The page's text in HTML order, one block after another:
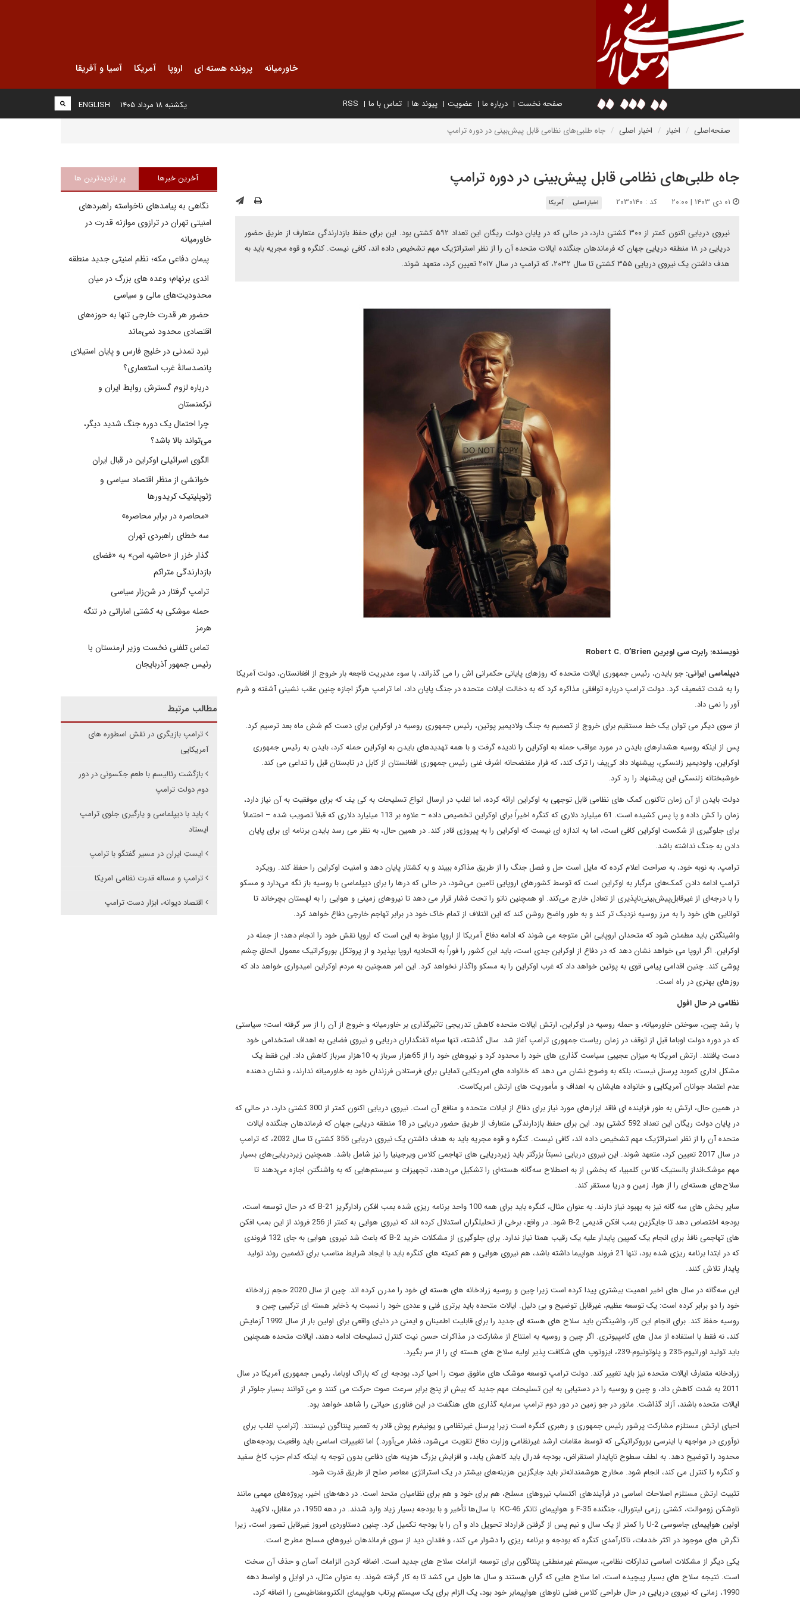
خاورمیانه پرونده هسته ای اروپا آمریکا آسیا و آفریقا
صفحه نخست درباره ما عضویت پیوند ها تماس با ما RSS
ENGLISH یکشنبه ۱۸ مرداد ۱۴۰۵
صفحه‌اصلی اخبار اخبار اصلی جاه طلبی‌های نظامی قابل پیش‌بینی در دوره ترامپ
جاه طلبی‌های نظامی قابل پیش‌بینی در دوره ترامپ
کد : ۲۰۳۰۱۴۰ اخبار اصلی آمریکا
نیروی دریایی اکنون کمتر از ۳۰۰ کشتی دارد، در حالی که در پایان دولت ریگان این تعداد ۵۹۲ کشتی بود. این برای حفظ بازدارندگی متعارف از طریق حضور
دریایی در ۱۸ منطقه دریایی جهان که فرماندهان جنگنده ایالات متحده آن را از نظر استراتژیک مهم تشخیص داده اند، کافی نیست. کنگره و قوه مجریه باید به
هدف داشتن یک نیروی دریایی ۳۵۵ کشتی تا سال ۲۰۳۲، که ترامپ در سال ۲۰۱۷ تعیین کرد، متعهد شوند.
نویسنده: رابرت سی اوبرین Robert C. O’Brien
دیپلماسی ایرانی: جو بایدن، رئیس جمهوری ایالات متحده که روزهای پایانی حکمرانی اش را می گذراند، با سوء مدیریت فاجعه بار خروج از افغانستان، دولت آمریکا
را به شدت تضعیف کرد. دولت ترامپ درباره توافقی مذاکره کرد که به دخالت ایالات متحده در جنگ پایان داد، اما ترامپ هرگز اجازه چنین عقب نشینی آشفته و شرم
آور را نمی داد.
از سوی دیگر می توان یک خط مستقیم برای خروج از تصمیم به جنگ ولادیمیر پوتین، رئیس جمهوری روسیه در اوکراین برای دست کم شش ماه بعد ترسیم کرد.
پس از اینکه روسیه هشدارهای بایدن در مورد عواقب حمله به اوکراین را نادیده گرفت و با همه تهدیدهای بایدن به اوکراین حمله کرد، بایدن به رئیس جمهوری
اوکراین، ولودیمیر زلنسکی، پیشنهاد داد کی‌یف را ترک کند، که فرار مفتضحانه اشرف غنی رئیس جمهوری افغانستان از کابل در تابستان قبل را تداعی می کند.
خوشبختانه زلنسکی این پیشنهاد را رد کرد.
دولت بایدن از آن زمان تاکنون کمک های نظامی قابل توجهی به اوکراین ارائه کرده، اما اغلب در ارسال انواع تسلیحات به کی یف که برای موفقیت به آن نیاز دارد،
زمان را کش داده و پا پس کشیده است. 61 میلیارد دلاری که کنگره اخیراً برای اوکراین تخصیص داده – علاوه بر 113 میلیارد دلاری که قبلاً تصویب شده – احتمالاً
برای جلوگیری از شکست اوکراین کافی است، اما به اندازه ای نیست که اوکراین را به پیروزی قادر کند. در همین حال، به نظر می رسد بایدن برنامه ای برای پایان
دادن به جنگ نداشته باشد.
ترامپ، به نوبه خود، به صراحت اعلام کرده که مایل است حل و فصل جنگ را از طریق مذاکره ببیند و به کشتار پایان دهد و امنیت اوکراین را حفظ کند. رویکرد
ترامپ ادامه دادن کمک‌های مرگبار به اوکراین است که توسط کشورهای اروپایی تامین می‌شود، در حالی که درها را برای دیپلماسی با روسیه باز نگه می‌دارد و مسکو
را با درجه‌ای از غیرقابل‌پیش‌بینی‌ناپذیری از تعادل خارج می‌کند. او همچنین ناتو را تحت فشار قرار می دهد تا نیروهای زمینی و هوایی را به لهستان بچرخاند تا
توانایی های خود را به مرز روسیه نزدیک تر کند و به طور واضح روشن کند که این ائتلاف از تمام خاک خود در برابر تهاجم خارجی دفاع خواهد کرد.
واشینگتن باید مطمئن شود که متحدان اروپایی اش متوجه می شوند که ادامه دفاع آمریکا از اروپا منوط به این است که اروپا نقش خود را انجام دهد؛ از جمله در
اوکراین. اگر اروپا می خواهد نشان دهد که در دفاع از اوکراین جدی است، باید این کشور را فوراً به اتحادیه اروپا بپذیرد و از پروتکل بوروکراتیک معمول الحاق چشم
پوشی کند. چنین اقدامی پیامی قوی به پوتین خواهد داد که غرب اوکراین را به مسکو واگذار نخواهد کرد. این امر همچنین به مردم اوکراین امیدواری خواهد داد که
روزهای بهتری در راه است.
نظامی در حال افول
با رشد چین، سوختن خاورمیانه، و حمله روسیه در اوکراین، ارتش ایالات متحده کاهش تدریجی تاثیرگذاری بر خاورمیانه و خروج از آن را از سر گرفته است؛ سیاستی
که در دوره دولت اوباما قبل از توقف در زمان ریاست جمهوری ترامپ آغاز شد. سال گذشته، تنها سپاه تفنگداران دریایی و نیروی فضایی به اهداف استخدامی خود
دست یافتند. ارتش امریکا به میزان عجیبی سیاست گذاری های خود را محدود کرد و نیروهای خود را از 65هزار سرباز به 10هزار سرباز کاهش داد. این فقط یک
مشکل اداری کموبد پرسنل نیست، بلکه به وضوح نشان می دهد که خانواده های امریکایی تمایلی برای فرستادن فرزندان خود به خاورمیانه ندارند، و نشان دهنده
عدم اعتماد جوانان آمریکایی و خانواده هایشان به اهداف و مأموریت های ارتش امریکاست.
در همین حال، ارتش به طور فزاینده ای فاقد ابزارهای مورد نیاز برای دفاع از ایالات متحده و منافع آن است. نیروی دریایی اکنون کمتر از 300 کشتی دارد، در حالی که
در پایان دولت ریگان این تعداد 592 کشتی بود. این برای حفظ بازدارندگی متعارف از طریق حضور دریایی در 18 منطقه دریایی جهان که فرماندهان جنگنده ایالات
متحده آن را از نظر استراتژیک مهم تشخیص داده اند، کافی نیست. کنگره و قوه مجریه باید به هدف داشتن یک نیروی دریایی 355 کشتی تا سال 2032، که ترامپ
در سال 2017 تعیین کرد، متعهد شوند. این نیروی دریایی نسبتاً بزرگتر باید زیردریایی های تهاجمی کلاس ویرجینیا را نیز شامل باشد. همچنین زیردریایی‌های بسیار
مهم موشک‌انداز بالستیک کلاس کلمبیا، که بخشی از به اصطلاح سه‌گانه هسته‌ای را تشکیل می‌دهند، تجهیزات و سیستم‌هایی که به واشنگتن اجازه می‌دهند تا
سلاح‌های هسته‌ای را از هوا، زمین و دریا مستقر کند.
سایر بخش های سه گانه نیز به بهبود نیاز دارند. به عنوان مثال، کنگره باید برای همه 100 واحد برنامه ریزی شده بمب افکن رادارگریز B-21 که در حال توسعه است،
بودجه اختصاص دهد تا جایگزین بمب افکن قدیمی B-2 شود. در واقع، برخی از تحلیلگران استدلال کرده اند که نیروی هوایی به کمتر از 256 فروند از این بمب افکن
های تهاجمی نافذ برای انجام یک کمپین پایدار علیه یک رقیب همتا نیاز ندارد. برای جلوگیری از مشکلات خرید B-2 که باعث شد نیروی هوایی به جای 132 فروندی
که در ابتدا برنامه ریزی شده بود، تنها 21 فروند هواپیما داشته باشد، هم نیروی هوایی و هم کمیته های کنگره باید با ایجاد شرایط مناسب برای تضمین روند تولید
پایدار تلاش کنند.
این سه‌گانه در سال های اخیر اهمیت بیشتری پیدا کرده است زیرا چین و روسیه زرادخانه های هسته ای خود را مدرن کرده اند. چین از سال 2020 حجم زرادخانه
خود را دو برابر کرده است: یک توسعه عظیم، غیرقابل توضیح و بی دلیل. ایالات متحده باید برتری فنی و عددی خود را نسبت به ذخایر هسته ای ترکیبی چین و
روسیه حفظ کند. برای انجام این کار، واشینگتن باید سلاح های هسته ای جدید را برای قابلیت اطمینان و ایمنی در دنیای واقعی برای اولین بار از سال 1992 آزمایش
کند، نه فقط با استفاده از مدل های کامپیوتری. اگر چین و روسیه به امتناع از مشارکت در مذاکرات حسن نیت کنترل تسلیحات ادامه دهند، ایالات متحده همچنین
باید تولید اورانیوم-235 و پلوتونیوم-239، ایزوتوپ های شکافت پذیر اولیه سلاح های هسته ای را از سر بگیرد.
زرادخانه متعارف ایالات متحده نیز باید تغییر کند. دولت ترامپ توسعه موشک های مافوق صوت را احیا کرد، بودجه ای که باراک اوباما، رئیس جمهوری آمریکا در سال
2011 به شدت کاهش داد، و چین و روسیه را در دستیابی به این تسلیحات مهم جدید که بیش از پنج برابر سرعت صوت حرکت می کنند و می توانند بسیار جلوتر از
ایالات متحده باشند، آزاد گذاشت. مانور در جو زمین در دور دوم ترامپ سرمایه گذاری های هنگفت در این فناوری حیاتی را شاهد خواهد بود.
احیای ارتش مستلزم مشارکت پرشور رئیس جمهوری و رهبری کنگره است زیرا پرسنل غیرنظامی و یونیفرم پوش قادر به تعمیر پنتاگون نیستند. (ترامپ اغلب برای
نوآوری در مواجهه با اینرسی بوروکراتیکی که توسط مقامات ارشد غیرنظامی وزارت دفاع تقویت می‌شود، فشار می‌آورد.) اما تغییرات اساسی باید واقعیت بودجه‌های
محدود را توضیح دهد. به لطف سطوح ناپایدار استقراض، بودجه فدرال باید کاهش یابد، و افزایش بزرگ هزینه های دفاعی بدون توجه به اینکه کدام حزب کاخ سفید
و کنگره را کنترل می کند، انجام شود. مخارج هوشمندانه‌تر باید جایگزین هزینه‌های بیشتر در یک استراتژی معاصر صلح از طریق قدرت شود.
تثبیت ارتش مستلزم اصلاحات اساسی در فرآیندهای اکتساب نیروهای مسلح، هم برای خود و هم برای نظامیان متحد است. در دهه‌های اخیر، پروژه‌های مهمی مانند
ناوشکن زوموالت، کشتی رزمی لیتورال، جنگنده F-35 و هواپیمای تانکر KC-46 با سال‌ها تأخیر و با بودجه بسیار زیاد وارد شدند. در دهه 1950، در مقابل، لاکهید
اولین هواپیمای جاسوسی U-2 را کمتر از یک سال و نیم پس از گرفتن قرارداد تحویل داد و آن را با بودجه تکمیل کرد. چنین دستاوردی امروز غیرقابل تصور است، زیرا
نگرش های موجود در اکثر خدمات، ناکارآمدی کنگره که بودجه و برنامه ریزی را دشوار می کند، و فقدان دید از سوی فرماندهان نیروهای مسلح مطرح است.
یکی دیگر از مشکلات اساسی تدارکات نظامی، سیستم غیرمنطقی پنتاگون برای توسعه الزامات سلاح های جدید است. اضافه کردن الزامات آسان و حذف آن سخت
است. نتیجه سلاح های بسیار پیچیده است، اما سلاح هایی که گران هستند و سال ها طول می کشد تا به کار گرفته شوند. به عنوان مثال، در اوایل و اواسط دهه
1990، زمانی که نیروی دریایی در حال طراحی کلاس فعلی ناوهای هواپیمابر خود بود، یک الزام برای یک سیستم پرتاب هواپیمای الکترومغناطیسی را اضافه کرد،
آخرین خبرها پر بازدیدترین ها
نگاهی به پیامدهای ناخواسته راهبردهای
امنیتی تهران در ترازوی موازنه قدرت در
خاورمیانه
پیمان دفاعی مکه؛ نظم امنیتی جدید منطقه
اندی برنهام؛ وعده های بزرگ در میان
محدودیت‌های مالی و سیاسی
حضور هر قدرت خارجی تنها به حوزه‌های
اقتصادی محدود نمی‌ماند
نبرد تمدنی در خلیج فارس و پایان استیلای
پانصدسالۀ غرب استعماری؟
درباره لزوم گسترش روابط ایران و
ترکمنستان
چرا احتمال یک دوره جنگ شدید دیگر،
می‌تواند بالا باشد؟
الگوی اسرائیلی اوکراین در قبال ایران
خوانشی از منظر اقتصاد سیاسی و
ژئوپلیتیک کریدورها
«محاصره در برابر محاصره»
سه خطای راهبردی تهران
گذار خزر از «حاشیه امن» به «فضای
بازدارندگی متراکم
ترامپ گرفتار در شن‌زار سیاسی
حمله موشکی به کشتی اماراتی در تنگه
هرمز
تماس تلفنی نخست وزیر ارمنستان با
رئیس جمهور آذربایجان
مطالب مرتبط
ترامپ بازیگری در نقش اسطوره های
آمریکایی
بازگشت رئالیسم با طعم جکسونی در دور
دوم دولت ترامپ
باید با دیپلماسی و یارگیری جلوی ترامپ
ایستاد
ایستِ ایران در مسیر گفتگو با ترامپ
ترامپ و مساله قدرت نظامی امریکا
اقتصاد دیوانه، ابزار دست ترامپ